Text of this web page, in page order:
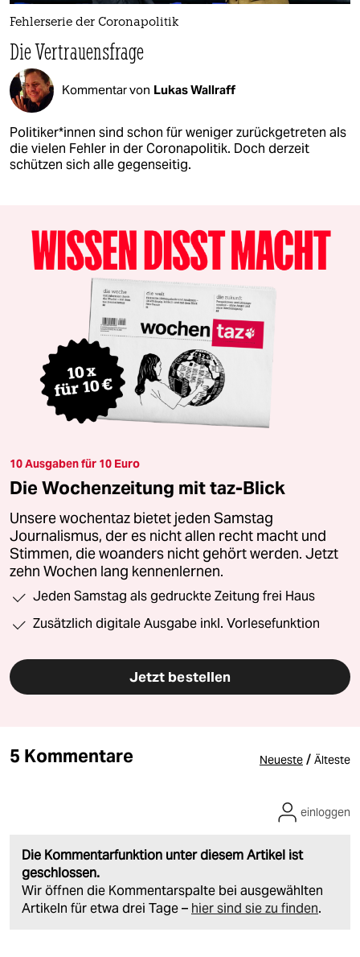
Fehlerserie der Coronapolitik
Die Vertrauensfrage
Kommentar von Lukas Wallraff
Po­li­ti­ke­r*in­nen sind schon für weniger zurückgetreten als
die vielen Fehler in der Coronapolitik. Doch derzeit
schützen sich alle gegenseitig.
10 Ausgaben für 10 Euro
Die Wochenzeitung mit taz-Blick
Unsere wochentaz bietet jeden Samstag
Journalismus, der es nicht allen recht macht und
Stimmen, die woanders nicht gehört werden. Jetzt
zehn Wochen lang kennenlernen.
Jeden Samstag als gedruckte Zeitung frei Haus
Zusätzlich digitale Ausgabe inkl. Vorlesefunktion
Jetzt bestellen
5 Kommentare Neueste / Älteste
Die Kommentarfunktion unter diesem Artikel ist
geschlossen.
Wir öffnen die Kommentarspalte bei ausgewählten
Artikeln für etwa drei Tage – hier sind sie zu finden.
einloggen